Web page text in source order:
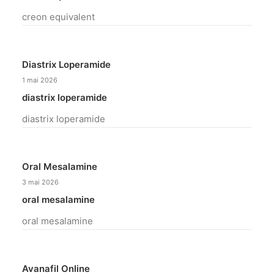
creon equivalent
Diastrix Loperamide
1 mai 2026
diastrix loperamide
diastrix loperamide
Oral Mesalamine
3 mai 2026
oral mesalamine
oral mesalamine
Avanafil Online